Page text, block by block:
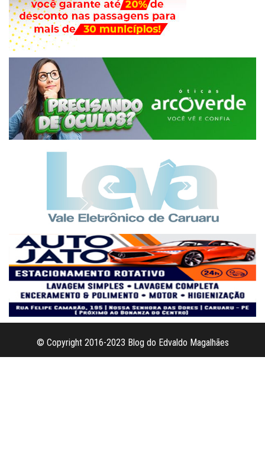
© Copyright 2016-2023 Blog do Edvaldo Magalhães